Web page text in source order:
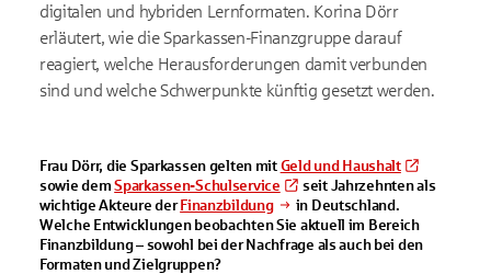
digitalen und hybriden Lernformaten. Korina Dörr
erläutert, wie die Sparkassen-Finanzgruppe darauf
reagiert, welche Herausforderungen damit verbunden
sind und welche Schwerpunkte künftig gesetzt werden.
Frau Dörr, die Sparkassen gelten mit Geld und Haushalt
sowie demSparkassen-Schulservice
seit Jahrzehnten als
wichtige Akteure derFinanzbildung
in Deutschland.
Welche Entwicklungen beobachten Sie aktuell im Bereich
Finanzbildung – sowohl bei der Nachfrage als auch bei den
Formaten und Zielgruppen?